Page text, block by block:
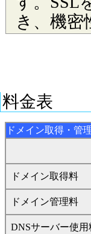
き、機
料金表
ドメイン取得・管
ドメイン取得料
ドメイン管理料
DNSサーバー使用